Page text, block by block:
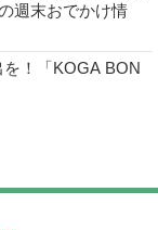
週末おでかけ情
！「KOGA BON